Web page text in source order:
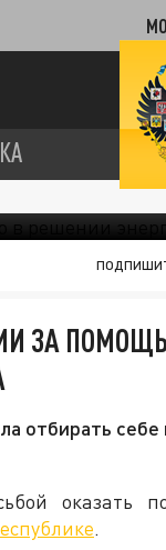
ЗА
отбирать
оказать
.